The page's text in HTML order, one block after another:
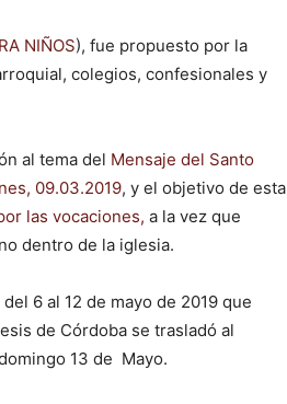
NIÑOS), fue propuesto por la
colegios, confesionales y
al tema del Mensaje del Santo
09.03.2019, y el objetivo de esta
las vocaciones, a la vez que
dentro de la iglesia.
6 al 12 de mayo de 2019 que
de Córdoba se trasladó al
13 de Mayo.